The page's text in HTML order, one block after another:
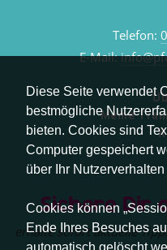
Diese Seite verwendet
bestmögliche
bieten. Cookies sind
Computer gespeichert
über Ihr
Cookies können
Ende Ihres Besuches
automatisch gelöscht
Telefon:
E-Mail:
Meine
Sichere Dir
erhalte sofort aktuelle